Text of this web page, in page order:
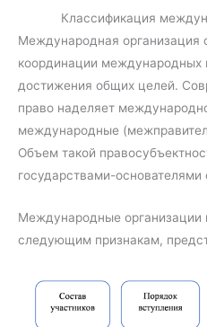
Классификация
Международная организация
координации международных
достижения общих целей.
право наделяет
международные
Объем такой
государствами-основателями
Международные организации
следующим признакам,